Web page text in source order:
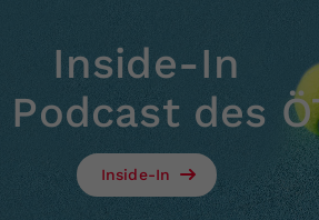
Inside-In
Podcast des
Inside-In